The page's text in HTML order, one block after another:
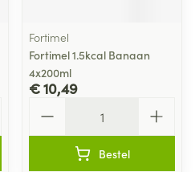
Fortimel
Fortimel 1.5kcal Banaan
4x200ml
€ 10,49
Bestel